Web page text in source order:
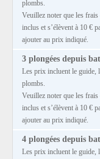
plombs.
Veuillez noter que les frais
inclus et s’élèvent à 10 €
ajouter au prix indiqué.
3 plongées depuis
Les prix incluent le guide,
plombs.
Veuillez noter que les frais
inclus et s’élèvent à 10 €
ajouter au prix indiqué.
4 plongées depuis
Les prix incluent le guide,